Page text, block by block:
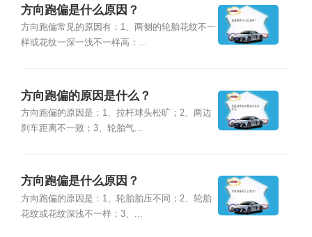
方向跑偏是什么原因？
方向跑偏常见的原因有：1、两侧的轮胎花纹不一
样或花纹一深一浅不一样高：...
方向跑偏的原因是什么？
方向跑偏的原因是：1、拉杆球头松旷；2、两边
刹车距离不一致；3、轮胎气...
方向跑偏是什么原因？
方向跑偏的原因是：1、轮胎胎压不同；2、轮胎
花纹或花纹深浅不一样；3、...